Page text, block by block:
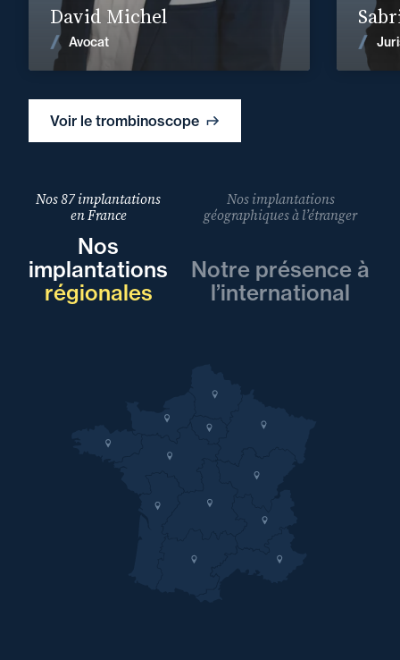
Voir le trombinoscope
David Michel
Avocat
Nos 87 implantations
en France
Nos
implantations
régionales
Nos implantations
géographiques à l’étranger
Notre présence à
l’international